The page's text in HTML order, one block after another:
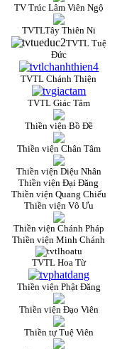
TV Trúc Lâm Viên Ngộ
TVTLTây Thiên Ni
TVTL Tuệ
Đức
TVTL Chánh Thiện
TVTL Giác Tâm
Thiền viện Bồ Đề
Thiền viện Chân Tâm
Thiền viện Diệu Nhân
Thiền viện Đại Đăng
Thiền viện Quang Chiếu
Thiền viện Vô Ưu
Thiền viện Chánh Pháp
Thiền viện Minh Chánh
TVTL Hoa Từ
Thiền viện Phật Đăng
Thiền viện Đạo Viên
Thiền tự Tuệ Viên